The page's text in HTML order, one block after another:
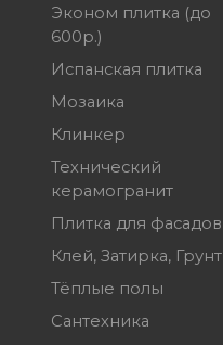
Эконом плитка (до
600р.)
Испанская плитка
Мозаика
Клинкер
Технический
керамогранит
Плитка для фасадов
Клей, Затирка, Грунт
Тёплые полы
Сантехника